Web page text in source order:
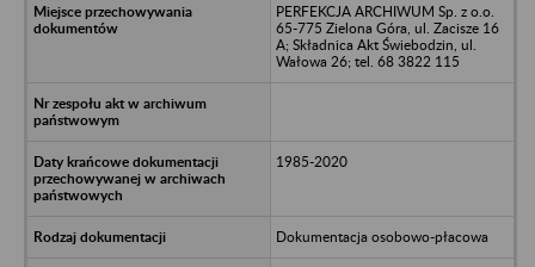
PERFEKCJA ARCHIWUM Sp. z o.o.
65-775 Zielona Góra, ul. Zacisze 16
A; Składnica Akt Świebodzin, ul.
Wałowa 26; tel. 68 3822 115
1985-2020
Dokumentacja osobowo-płacowa